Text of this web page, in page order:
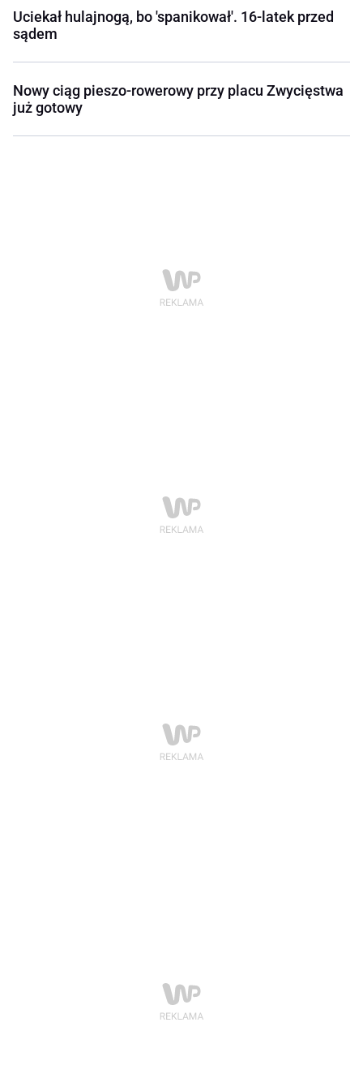
Uciekał hulajnogą, bo 'spanikował'. 16-latek przed
sądem
Nowy ciąg pieszo-rowerowy przy placu Zwycięstwa
już gotowy